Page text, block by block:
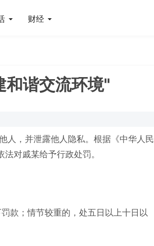
财经
和谐交流环境"
人，并泄露他人隐私。根据《中华人民
对戚某给予行政处罚。
款；情节较重的，处五日以上十日以